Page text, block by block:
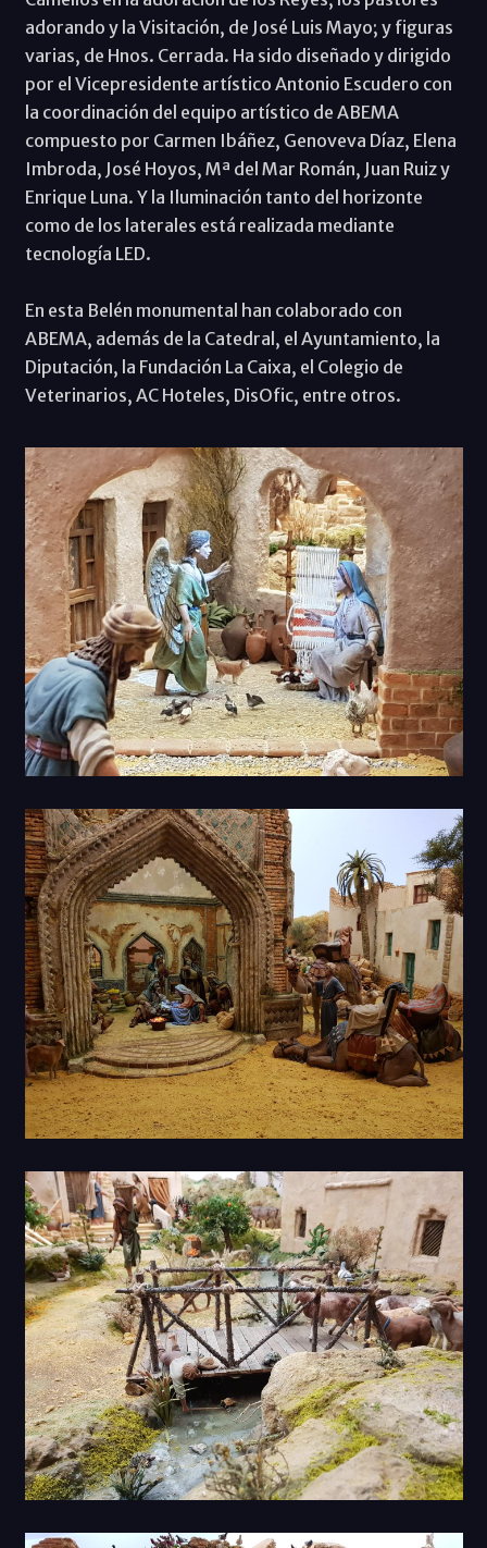
adorando y la Visitación, de José Luis Mayo; y figuras
varias, de Hnos. Cerrada. Ha sido diseñado y dirigido
por el Vicepresidente artístico Antonio Escudero con
la coordinación del equipo artístico de ABEMA
compuesto por Carmen Ibáñez, Genoveva Díaz, Elena
Imbroda, José Hoyos, Mª del Mar Román, Juan Ruiz y
Enrique Luna. Y la Iluminación tanto del horizonte
como de los laterales está realizada mediante
tecnología LED.
En esta Belén monumental han colaborado con
ABEMA, además de la Catedral, el Ayuntamiento, la
Diputación, la Fundación La Caixa, el Colegio de
Veterinarios, AC Hoteles, DisOfic, entre otros.